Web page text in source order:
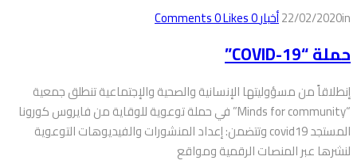
22/02/2020in أخبار0
Comments
0Likes
حملة “COVID-19”
إنطلاقاً من مسؤوليتها الإنسانية والصحية والإجتماعية تنطلق جمعية
“Minds for community” في حملة توعوية للوقاية من فايروس كورونا
المستجد covid19 وتتضمن: إعداد المنشورات والفيديوهات التوعوية
لنشرها عبر المنصات الرقمية ومواقع